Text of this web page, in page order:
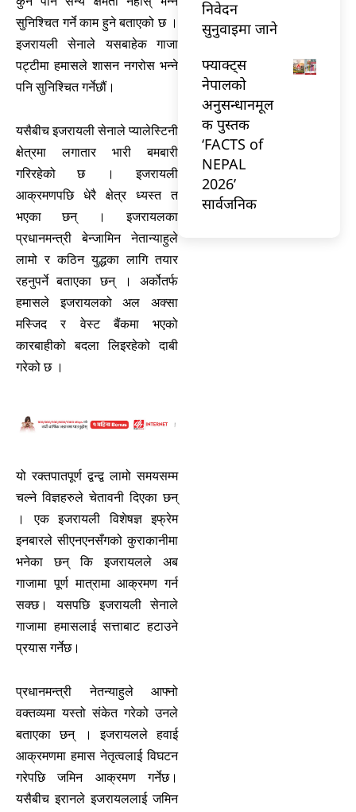
सुनिश्चित गर्ने काम हुने बताएको छ ।
इजरायली सेनाले यसबाहेक गाजा
पट्टीमा हमासले शासन नगरोस भन्ने
पनि सुनिश्चित गर्नेछौं।
यसैबीच इजरायली सेनाले प्यालेस्टिनी
क्षेत्रमा लगातार भारी बमबारी
गरिरहेको छ । इजरायली
आक्रमणपछि धेरै क्षेत्र ध्यस्त त
भएका छन् । इजरायलका
प्रधानमन्त्री बेन्जामिन नेतान्याहुले
लामो र कठिन युद्धका लागि तयार
रहनुपर्ने बताएका छन् । अर्कोतर्फ
हमासले इजरायलको अल अक्सा
मस्जिद र वेस्ट बैंकमा भएको
कारबाहीको बदला लिइरहेको दाबी
गरेको छ ।
यो रक्तपातपूर्ण द्वन्द्व लामो समयसम्म
चल्ने विज्ञहरुले चेतावनी दिएका छन्
। एक इजरायली विशेषज्ञ इफ्रेम
इनबारले सीएनएनसँगको कुराकानीमा
भनेका छन् कि इजरायलले अब
गाजामा पूर्ण मात्रामा आक्रमण गर्न
सक्छ। यसपछि इजरायली सेनाले
गाजामा हमासलाई सत्ताबाट हटाउने
प्रयास गर्नेछ।
प्रधानमन्त्री नेतन्याहुले आफ्नो
वक्तव्यमा यस्तो संकेत गरेको उनले
बताएका छन् । इजरायलले हवाई
आक्रमणमा हमास नेतृत्वलाई विघटन
गरेपछि जमिन आक्रमण गर्नेछ।
यसैबीच इरानले इजरायललाई जमिन
निवेदन
सुनुवाइमा जाने
फ्याक्ट्स
नेपालको
अनुसन्धानमूल
क पुस्तक
‘FACTS of
NEPAL
2026’
सार्वजनिक